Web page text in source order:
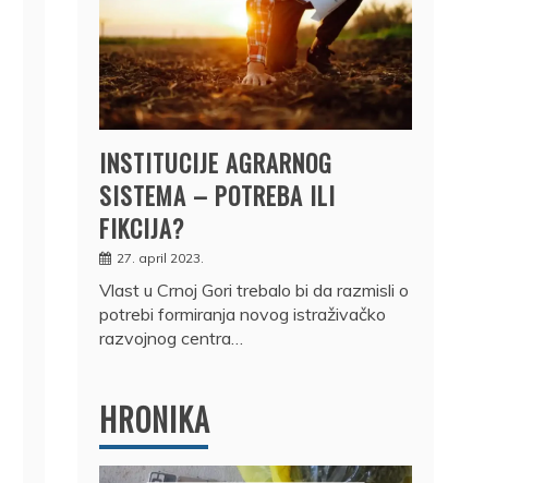
INSTITUCIJE AGRARNOG
SISTEMA – POTREBA ILI
FIKCIJA?
27. april 2023.
Vlast u Crnoj Gori trebalo bi da razmisli o
potrebi formiranja novog istraživačko
razvojnog centra…
HRONIKA